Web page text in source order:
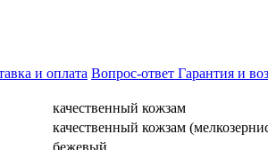
и оплата Вопрос-ответ Гарантия и
качественный кожзам
качественный кожзам